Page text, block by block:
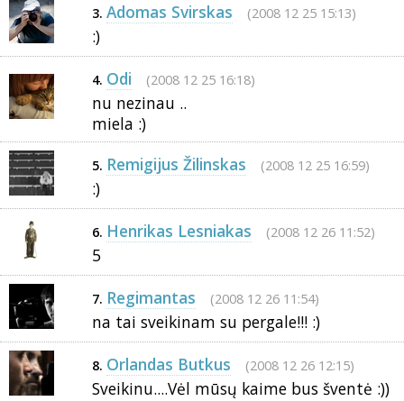
3. Adomas Svirskas (2008 12 25 15:13)
:)
4. Odi (2008 12 25 16:18)
nu nezinau ..
miela :)
5. Remigijus Žilinskas (2008 12 25 16:59)
:)
6. Henrikas Lesniakas (2008 12 26 11:52)
5
7. Regimantas (2008 12 26 11:54)
na tai sveikinam su pergale!!! :)
8. Orlandas Butkus (2008 12 26 12:15)
Sveikinu....Vėl mūsų kaime bus šventė :))